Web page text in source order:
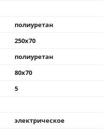
полиуретан
250x70
полиуретан
80x70
5
электрическое